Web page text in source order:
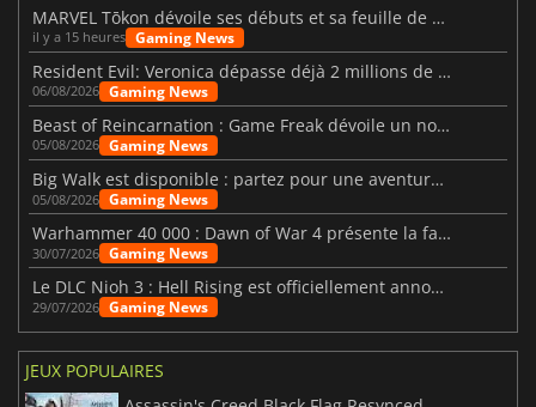
MARVEL Tōkon dévoile ses débuts et sa feuille de route
il y a 15 heures Gaming News
Resident Evil: Veronica dépasse déjà 2 millions de wishlists
06/08/2026 Gaming News
Beast of Reincarnation : Game Freak dévoile un nouveau pari
05/08/2026 Gaming News
Big Walk est disponible : partez pour une aventure entre amis
05/08/2026 Gaming News
Warhammer 40 000 : Dawn of War 4 présente la faction des Nécrons
30/07/2026 Gaming News
Le DLC Nioh 3 : Hell Rising est officiellement annoncé
29/07/2026 Gaming News
JEUX POPULAIRES